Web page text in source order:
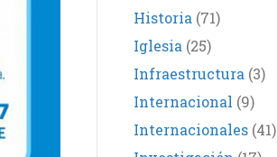
Historia (71)
Iglesia (25)
Infraestructura (3)
Internacional (9)
Internacionales(41)